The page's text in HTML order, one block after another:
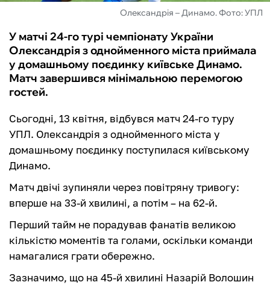
Олександрія – Динамо. Фото: УПЛ
У матчі 24-го турі чемпіонату України
Олександрія з однойменного міста приймала
у домашньому поєдинку київське Динамо.
Матч завершився мінімальною перемогою
гостей.
Сьогодні, 13 квітня, відбувся матч 24-го туру
УПЛ. Олександрія з однойменного міста у
домашньому поєдинку поступилася київському
Динамо.
Матч двічі зупиняли через повітряну тривогу:
вперше на 33-й хвилині, а потім – на 62-й.
Перший тайм не порадував фанатів великою
кількістю моментів та голами, оскільки команди
намагалися грати обережно.
Зазначимо, що на 45-й хвилині Назарій Волошин